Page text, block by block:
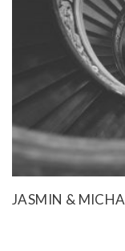
JASMIN & MICHA